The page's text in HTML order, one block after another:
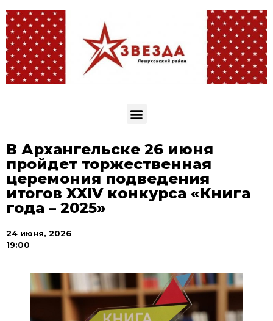
В Архангельске 26 июня
пройдет торжественная
церемония подведения
итогов XXIV конкурса «Книга
года – 2025»
24 июня, 2026
19:00